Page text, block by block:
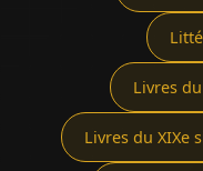
Livres
Livres du XIXe